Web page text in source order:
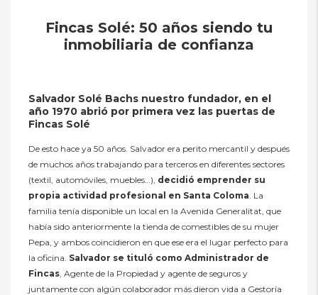
Fincas Solé: 50 años siendo tu
inmobiliaria de confianza
Salvador Solé Bachs nuestro fundador, en el
año 1970 abrió por primera vez las puertas de
Fincas Solé
De esto hace ya 50 años. Salvador era perito mercantil y después
de muchos años trabajando para terceros en diferentes sectores
(textil, automóviles, muebles…), decidió emprender su
propia actividad profesional en Santa Coloma. La
familia tenía disponible un local en la Avenida Generalitat, que
había sido anteriormente la tienda de comestibles de su mujer
Pepa, y ambos coincidieron en que ese era el lugar perfecto para
la oficina. Salvador se tituló como Administrador de
Fincas, Agente de la Propiedad y agente de seguros y
juntamente con algún colaborador más dieron vida a Gestoría